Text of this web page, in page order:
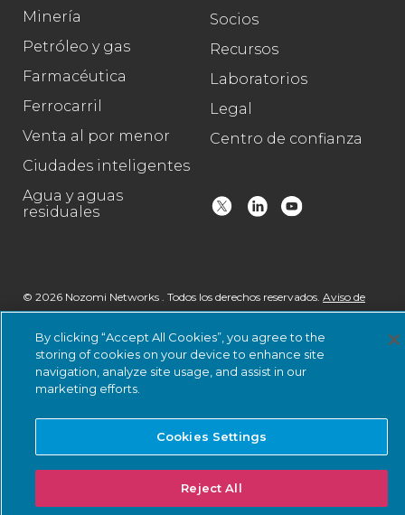
Minería
Petróleo y gas
Farmacéutica
Ferrocarril
Venta al por menor
Ciudades inteligentes
Agua y aguas
residuales
Socios
Recursos
Laboratorios
Legal
Centro de confianza
© 2026 Nozomi Networks . Todos los derechos reservados. Aviso de
privacidady certificaciones.Estado del sistema.
By clicking “Accept All Cookies”, you agree to the
storing of cookies on your device to enhance site
navigation, analyze site usage, and assist in our
marketing efforts.
Cookies Settings
Reject All